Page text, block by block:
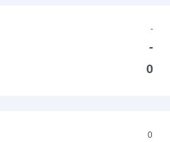
-
-
0
0